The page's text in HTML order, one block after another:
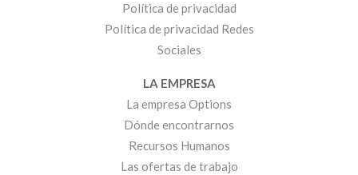
Política de privacidad
Política de privacidad Redes
Sociales
LA EMPRESA
La empresa Options
Dónde encontrarnos
Recursos Humanos
Las ofertas de trabajo